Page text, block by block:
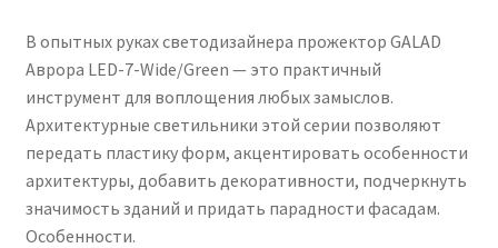
В опытных руках светодизайнера прожектор GALAD
Аврора LED-7-Wide/Green — это практичный
инструмент для воплощения любых замыслов.
Архитектурные светильники этой серии позволяют
передать пластику форм, акцентировать особенности
архитектуры, добавить декоративности, подчеркнуть
значимость зданий и придать парадности фасадам.
Особенности.